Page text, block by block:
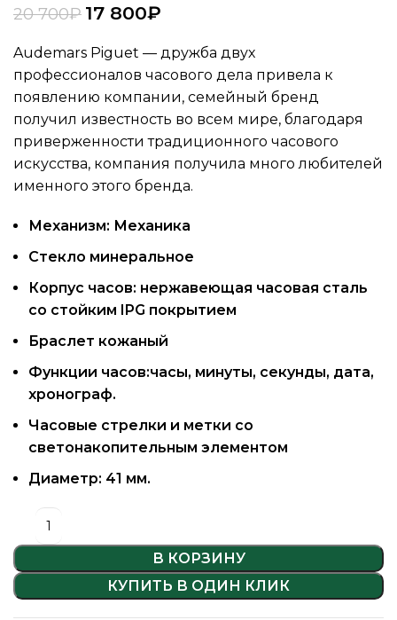
20 700₽ 17 800₽
Audemars Piguet — дружба двух
профессионалов часового дела привела к
появлению компании, семейный бренд
получил известность во всем мире, благодаря
приверженности традиционного часового
искусства, компания получила много любителей
именного этого бренда.
Механизм: Механика
Стекло минеральное
Корпус часов: нержавеющая часовая сталь
со стойким IPG покрытием
Браслет кожаный
Функции часов:часы, минуты, секунды, дата,
хронограф.
Часовые стрелки и метки со
светонакопительным элементом
Диаметр: 41 мм.
В КОРЗИНУ
КУПИТЬ В ОДИН КЛИК